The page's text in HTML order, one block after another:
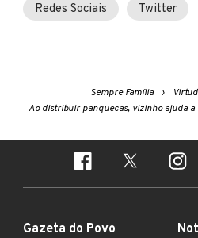
Redes Sociais Twitter
Sempre Família
Ao distribuir panquecas, vizinho ajuda
Gazeta do Povo